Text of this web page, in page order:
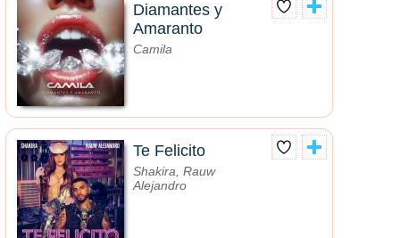
Diamantes y
Amaranto
Camila
Te Felicito
Shakira, Rauw
Alejandro